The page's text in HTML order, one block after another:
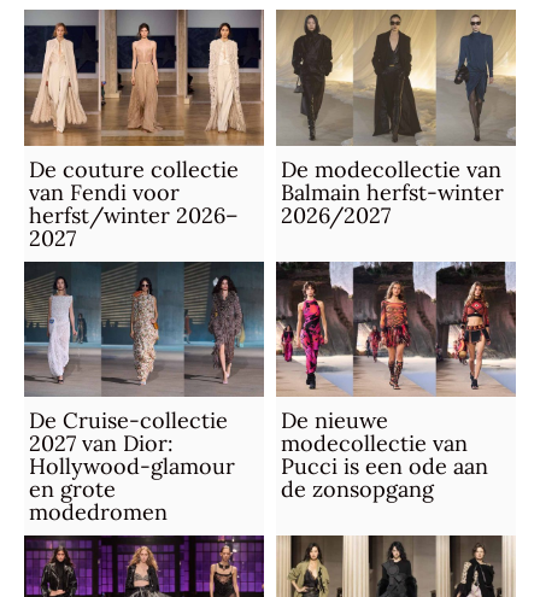
De couture collectie
van Fendi voor
herfst/winter 2026–
2027
De modecollectie van
Balmain herfst-winter
2026/2027
De Cruise-collectie
2027 van Dior:
Hollywood-glamour
en grote
modedromen
De nieuwe
modecollectie van
Pucci is een ode aan
de zonsopgang